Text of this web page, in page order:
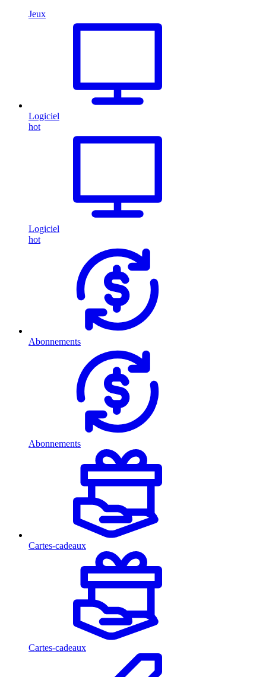
Jeux
Logiciel
hot
Logiciel
hot
Abonnements
Abonnements
Cartes-cadeaux
Cartes-cadeaux